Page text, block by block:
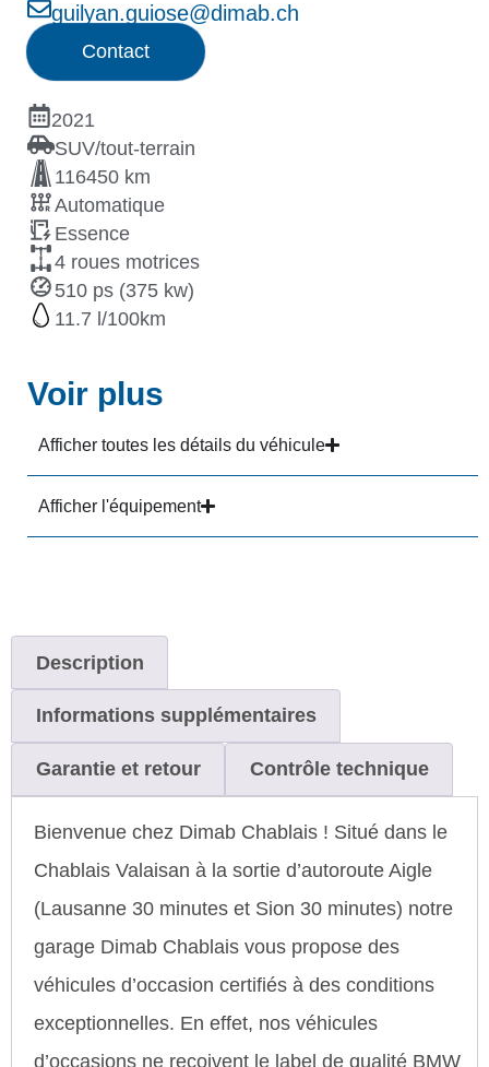
guilyan.guiose@dimab.ch
Contact
2021
SUV/tout-terrain
116450 km
Automatique
Essence
4 roues motrices
510 ps (375 kw)
11.7
Voir plus
Afficher toutes les détails du véhicule
Afficher l'équipement
Description
Informations supplémentaires
Garantie et retour Contrôle technique
Bienvenue chez Dimab Chablais ! Situé dans le
Chablais Valaisan à la sortie d’autoroute Aigle
(Lausanne 30 minutes et Sion 30 minutes) notre
garage Dimab Chablais vous propose des
véhicules d’occasion certifiés à des conditions
exceptionnelles. En effet, nos véhicules
d’occasions ne reçoivent le label de qualité BMW